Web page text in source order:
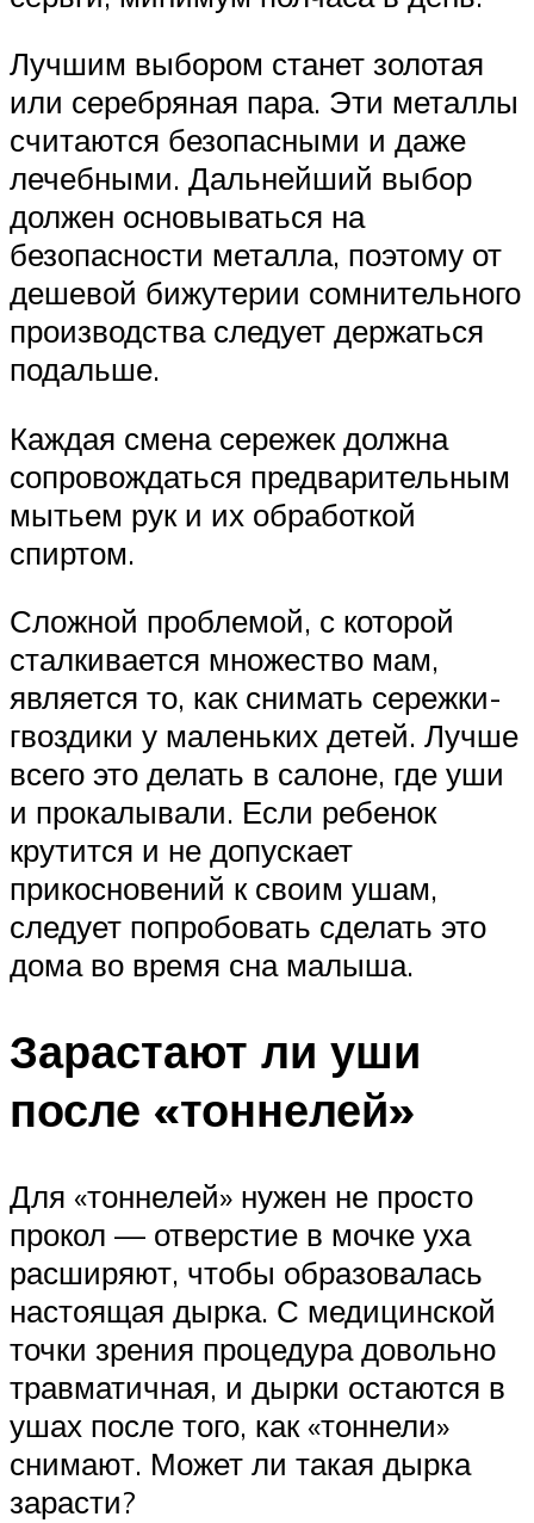
Лучшим выбором станет золотая
или серебряная пара. Эти металлы
считаются безопасными и даже
лечебными. Дальнейший выбор
должен основываться на
безопасности металла, поэтому от
дешевой бижутерии сомнительного
производства следует держаться
подальше.
Каждая смена сережек должна
сопровождаться предварительным
мытьем рук и их обработкой
спиртом.
Сложной проблемой, с которой
сталкивается множество мам,
является то, как снимать сережки-
гвоздики у маленьких детей. Лучше
всего это делать в салоне, где уши
и прокалывали. Если ребенок
крутится и не допускает
прикосновений к своим ушам,
следует попробовать сделать это
дома во время сна малыша.
Зарастают ли уши
после «тоннелей»
Для «тоннелей» нужен не просто
прокол — отверстие в мочке уха
расширяют, чтобы образовалась
настоящая дырка. С медицинской
точки зрения процедура довольно
травматичная, и дырки остаются в
ушах после того, как «тоннели»
снимают. Может ли такая дырка
зарасти?